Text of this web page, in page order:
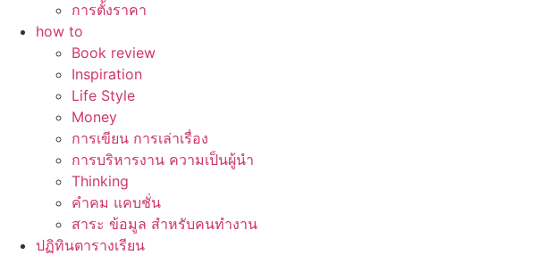
การตั้งราคา
how to
Book review
Inspiration
Life Style
Money
การเขียน การเล่าเรื่อง
การบริหารงาน ความเป็นผู้นำ
Thinking
คำคม แคบชั่น
สาระ ข้อมูล สำหรับคนทำงาน
ปฏิทินตารางเรียน